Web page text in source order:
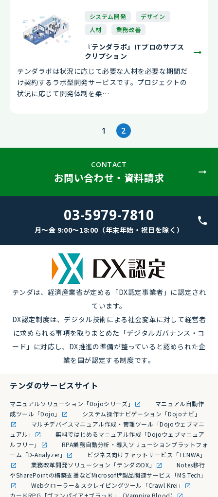
システム開発
デザイン
人材
業務改善
『テンダラボ』ITプロのサブス
クリプション
テンダラボは状況に応じて必要な人材を必要な期間だ
け契約するラボ型開発サービスです。プロジェクトの
状況に応じて開発体制を柔…
1 2
CONTACT
お問い合わせ・資料請求
03-5979-7810
月～金 9:00～18:00（年末年始・祝日を除く）
テンダは、経済産業省が定める「DX認定事業者」に認定され
ています。
DX認定制度は、デジタル技術による社会変革に対して経営者
に求められる事項を取りまとめた「デジタルガバナンス・コ
ード」に対応し、DX推進の準備が整っていると認められた企
業を国が認定する制度です。
テンダのサービスサイト
マニュアルソリューション「Dojoシリーズ」
マニュアル自動作
成ツール「Dojo」
システム操作ナビゲーション「Dojoナビ」
マルチデバイスマニュアル作成・管理ツール「Dojoウェブマニ
ュアル」
無料ではじめるマニュアル作成「Dojoウェブマニュア
ルフリー」
RPA業務自動分析・導入ソリューションプラットフォ
ーム「D-Analyzer」
ビジネス向けチャットサービス「TENWA」
業務改革開発ソリューション「テンダのDX」
Notes移行
やSharePointの構築支援などMicrosoft®製品関連サービス「MS Tech」
Webクローラー＆スクレイピングツール「Crawl Krei」
カードRPG「ヴァンパイア♰ブラッド」（Vampire Blood）